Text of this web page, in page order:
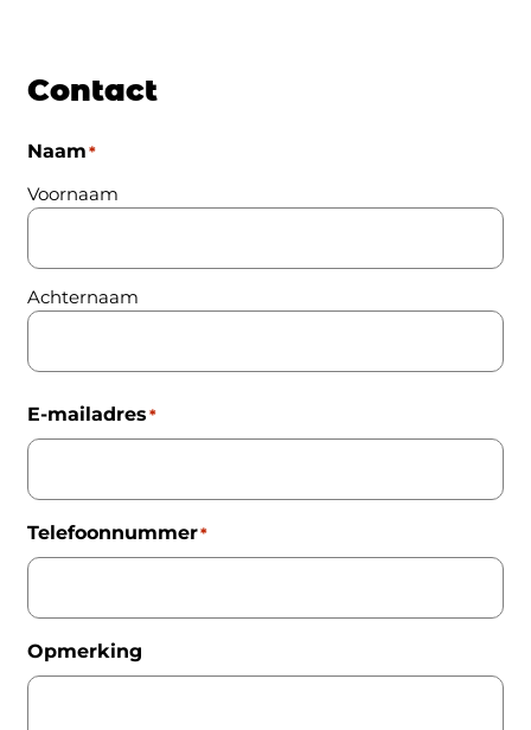
Contact
Naam*
Voornaam
Achternaam
E-mailadres*
Telefoonnummer*
Opmerking